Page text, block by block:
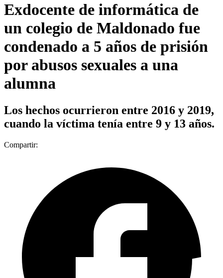
Exdocente de informática de
un colegio de Maldonado fue
condenado a 5 años de prisión
por abusos sexuales a una
alumna
Los hechos ocurrieron entre 2016 y 2019,
cuando la víctima tenía entre 9 y 13 años.
Compartir: